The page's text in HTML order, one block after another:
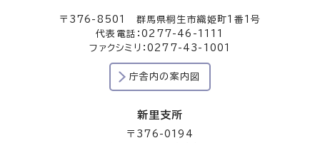
〒376-8501 群馬県桐生市織姫町1番1号
代表電話：0277-46-1111
ファクシミリ：0277-43-1001
庁舎内の案内図
新里支所
〒376-0194